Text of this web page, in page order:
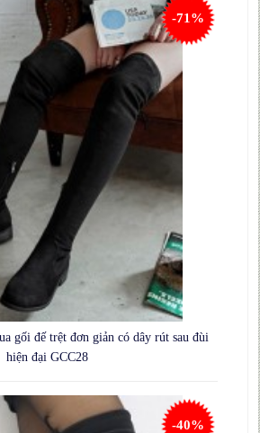
gối đế trệt đơn giản có dây rút sau đùi
hiện đại GCC28
-71%
-40%